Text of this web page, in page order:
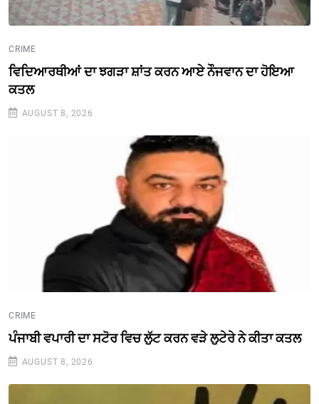
CRIME
ਵਿਦਿਆਰਥੀਆਂ ਦਾ ਝਗੜਾ ਸ਼ਾਂਤ ਕਰਨ ਆਏ ਨੌਜਵਾਨ ਦਾ ਹੋਇਆ
ਕਤਲ
AUGUST 8, 2026
CRIME
ਪੰਜਾਬੀ ਵਪਾਰੀ ਦਾ ਸਟੋਰ ਵਿਚ ਲੁੱਟ ਕਰਨ ਵੜੇ ਲੁਟੇਰੇ ਨੇ ਕੀਤਾ ਕਤਲ
AUGUST 8, 2026